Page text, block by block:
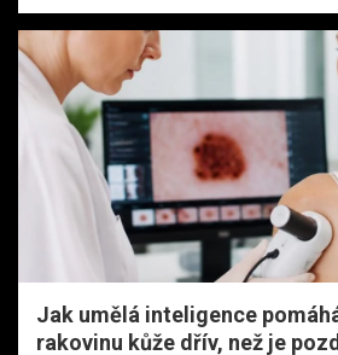
Jak umělá inteligence
rakovinu kůže dřív, než je